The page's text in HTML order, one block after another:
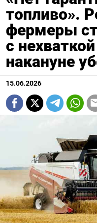
топливо».
фермеры
с
накануне
15.06.2026